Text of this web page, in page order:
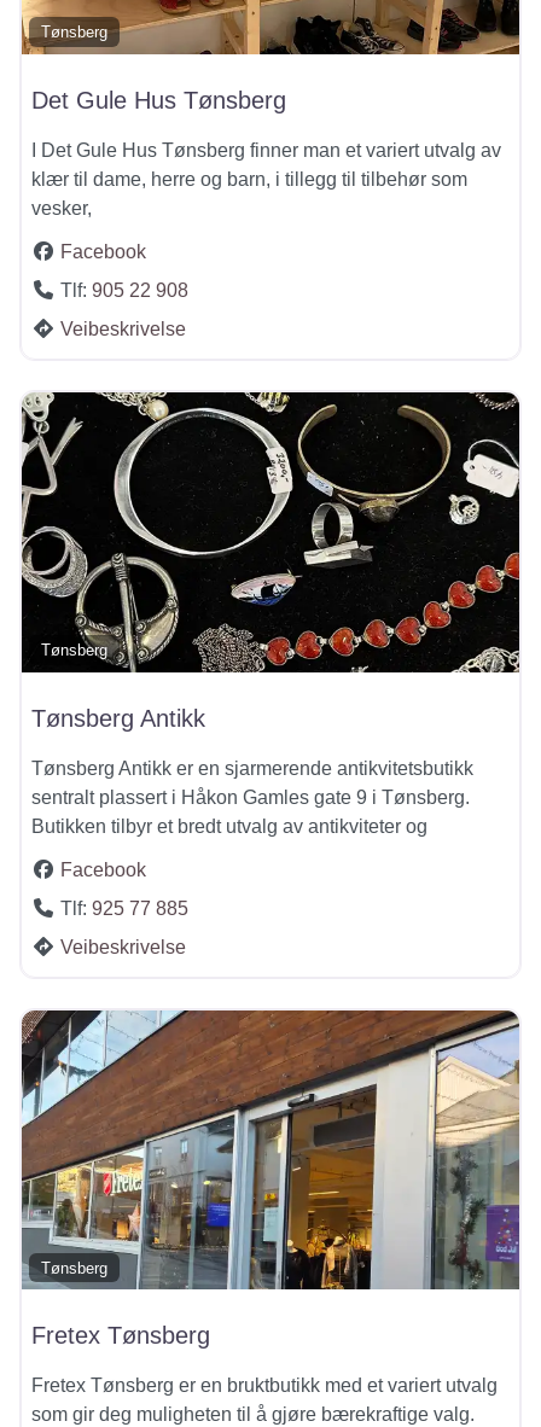
Tønsberg
Det Gule Hus Tønsberg
I Det Gule Hus Tønsberg finner man et variert utvalg av
klær til dame, herre og barn, i tillegg til tilbehør som
vesker,
Facebook
Tlf: 905 22 908
Veibeskrivelse
Tønsberg
Tønsberg Antikk
Tønsberg Antikk er en sjarmerende antikvitetsbutikk
sentralt plassert i Håkon Gamles gate 9 i Tønsberg.
Butikken tilbyr et bredt utvalg av antikviteter og
Facebook
Tlf: 925 77 885
Veibeskrivelse
Tønsberg
Fretex Tønsberg
Fretex Tønsberg er en bruktbutikk med et variert utvalg
som gir deg muligheten til å gjøre bærekraftige valg.